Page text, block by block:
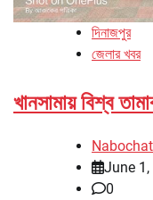
দিনাজপুর
জেলার খবর
খানসামায় বিশ্ব
June
0